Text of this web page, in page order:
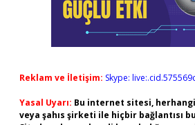
Reklam ve İletişim: Skype:
Yasal Uyarı: Bu internet sitesi,
veya şahıs şirketi ile hiçbir bağlantısı